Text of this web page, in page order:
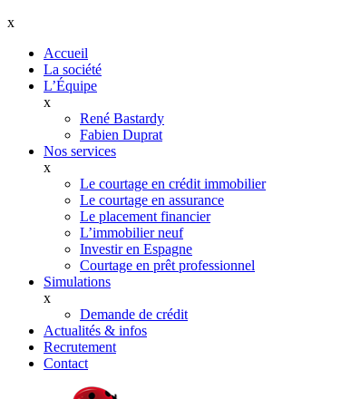
x
Accueil
La société
L’Équipe
x
René Bastardy
Fabien Duprat
Nos services
x
Le courtage en crédit immobilier
Le courtage en assurance
Le placement financier
L’immobilier neuf
Investir en Espagne
Courtage en prêt professionnel
Simulations
x
Demande de crédit
Actualités & infos
Recrutement
Contact